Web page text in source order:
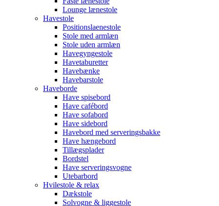
Lounge lænestole
Havestole
Positionslaenestole
Stole med armlæn
Stole uden armlæn
Havegyngestole
Havetaburetter
Havebænke
Havebarstole
Haveborde
Have spisebord
Have cafébord
Have sofabord
Have sidebord
Havebord med serveringsbakke
Have hængebord
Tillægsplader
Bordstel
Have serveringsvogne
Utebarbord
Hvilestole & relax
Dækstole
Solvogne & liggestole